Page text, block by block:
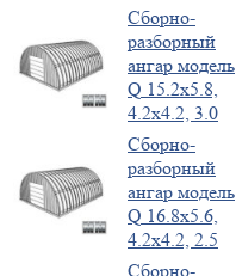
Cборно-
разборный
ангар модель
Q 15.2x5.8,
4.2x4.2, 3.0
Cборно-
разборный
ангар модель
Q 16.8x5.6,
4.2x4.2, 2.5
Cборно-